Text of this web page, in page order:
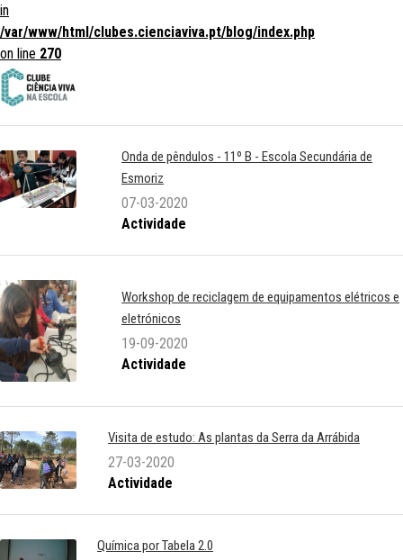
in
/var/www/html/clubes.cienciaviva.pt/blog/index.php
on line 270
Onda de pêndulos - 11º B - Escola Secundária de
Esmoriz
07-03-2020
Actividade
Workshop de reciclagem de equipamentos elétricos e
eletrónicos
19-09-2020
Actividade
Visita de estudo: As plantas da Serra da Arrábida
27-03-2020
Actividade
Química por Tabela 2.0